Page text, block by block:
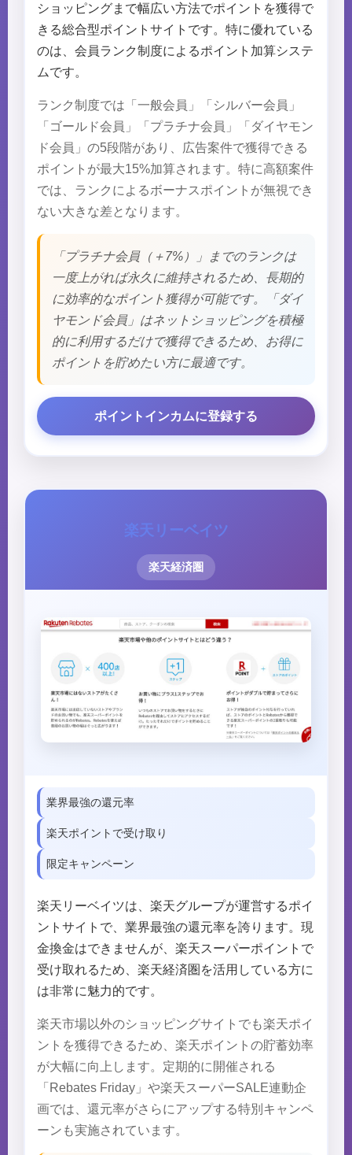
ショッピングまで幅広い方法でポイントを獲得で
きる総合型ポイントサイトです。特に優れている
のは、会員ランク制度によるポイント加算システ
ムです。
ランク制度では「一般会員」「シルバー会員」
「ゴールド会員」「プラチナ会員」「ダイヤモン
ド会員」の5段階があり、広告案件で獲得できる
ポイントが最大15%加算されます。特に高額案件
では、ランクによるボーナスポイントが無視でき
ない大きな差となります。
「プラチナ会員（＋7%）」までのランクは
一度上がれば永久に維持されるため、長期的
に効率的なポイント獲得が可能です。「ダイ
ヤモンド会員」はネットショッピングを積極
的に利用するだけで獲得できるため、お得に
ポイントを貯めたい方に最適です。
ポイントインカムに登録する
楽天リーベイツ
楽天経済圏
業界最強の還元率
楽天ポイントで受け取り
限定キャンペーン
楽天リーベイツは、楽天グループが運営するポイ
ントサイトで、業界最強の還元率を誇ります。現
金換金はできませんが、楽天スーパーポイントで
受け取れるため、楽天経済圏を活用している方に
は非常に魅力的です。
楽天市場以外のショッピングサイトでも楽天ポイ
ントを獲得できるため、楽天ポイントの貯蓄効率
が大幅に向上します。定期的に開催される
「Rebates Friday」や楽天スーパーSALE連動企
画では、還元率がさらにアップする特別キャンペ
ーンも実施されています。